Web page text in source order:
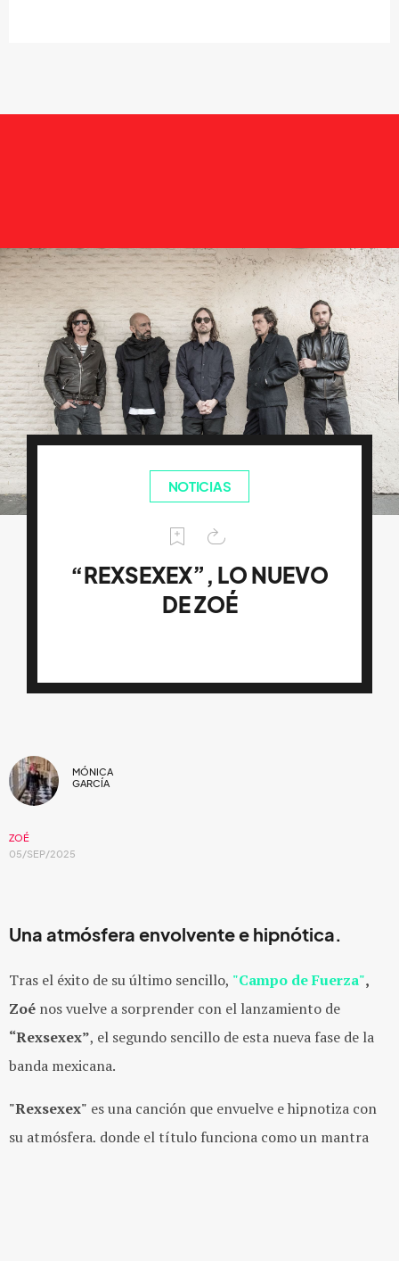
NOTICIAS
“REXSEXEX”, LO NUEVO
DE ZOÉ
MÓNICA
GARCÍA
ZOÉ
05/SEP/2025
Una atmósfera envolvente e hipnótica.
Tras el éxito de su último sencillo, "Campo de Fuerza",
Zoé nos vuelve a sorprender con el lanzamiento de
“Rexsexex”, el segundo sencillo de esta nueva fase de la
banda mexicana.
"Rexsexex" es una canción que envuelve e hipnotiza con
su atmósfera, donde el título funciona como un mantra